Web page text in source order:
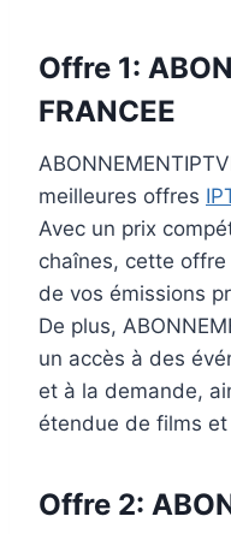
Offre 1:
FRANCEE
meilleures offres
Avec un prix
chaînes, cette
de vos émissions
De plus,
un accès à des
et à la demande,
étendue de films
Offre 2: